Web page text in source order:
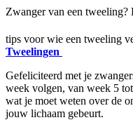
Zwanger van een tweeling?
tips voor wie een tweeling
Tweelingen
Gefeliciteerd met je
week volgen, van week 5
wat je moet weten over de
jouw lichaam gebeurt.